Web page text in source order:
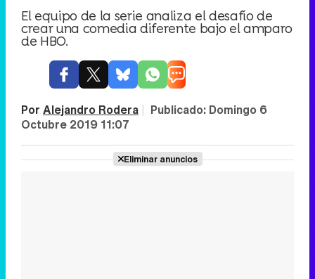
El equipo de la serie analiza el desafío de
crear una comedia diferente bajo el amparo
de HBO.
Por Alejandro Rodera | Publicado: Domingo 6
Octubre 2019 11:07
Eliminar anuncios